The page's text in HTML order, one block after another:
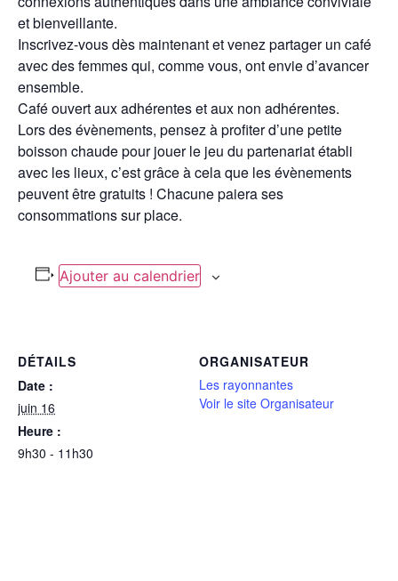
et bienveillante.
Inscrivez-vous dès maintenant et venez partager un café
avec des femmes qui, comme vous, ont envie d’avancer
ensemble.
Café ouvert aux adhérentes et aux non adhérentes.
Lors des évènements, pensez à profiter d’une petite
boisson chaude pour jouer le jeu du partenariat établi
avec les lieux, c’est grâce à cela que les évènements
peuvent être gratuits ! Chacune paiera ses
consommations sur place.
Ajouter au calendrier
DÉTAILS
Date :
juin 16
Heure :
9h30 - 11h30
ORGANISATEUR
Les rayonnantes
Voir le site Organisateur